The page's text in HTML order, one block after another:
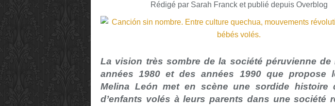
Rédigé par Sarah Franck et publié depuis Overblog
La vision très sombre de la société péruvienne de
années 1980 et des années 1990 que propose
Melina León met en scène une sordide histoire
d’enfants volés à leurs parents dans une société